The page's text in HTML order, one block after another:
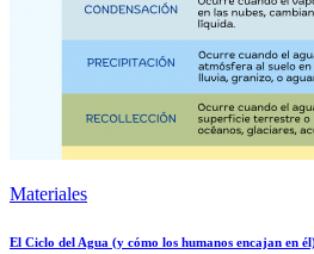
Materiales
El Ciclo del Agua (y cómo los humanos encajan en